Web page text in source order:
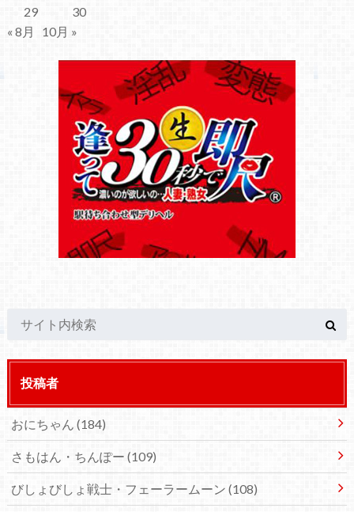
29
30
« 8月
10月 »
投稿者
おにちゃん (184)
さもはん・ちんぽー (109)
びしょびしょ戦士・フェーラームーン (108)